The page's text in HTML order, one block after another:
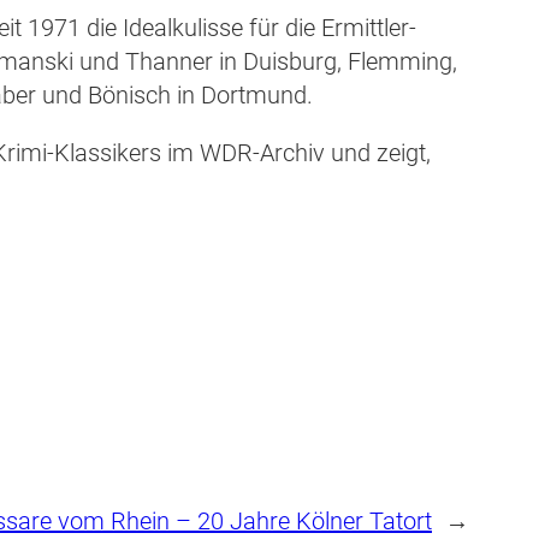
1971 die Idealkulisse für die Ermittler-
und Thanner in Duisburg, Flemming,
und Bönisch in Dortmund.
Klassikers im WDR-Archiv und zeigt,
vom Rhein – 20 Jahre Kölner Tatort →